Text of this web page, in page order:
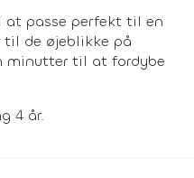
at passe perfekt til en
de øjeblikke på
minutter til at fordybe
4 år.